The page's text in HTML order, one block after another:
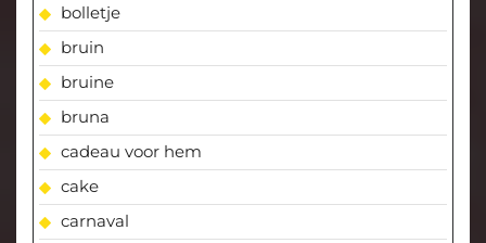
bolletje
bruin
bruine
bruna
cadeau voor hem
cake
carnaval